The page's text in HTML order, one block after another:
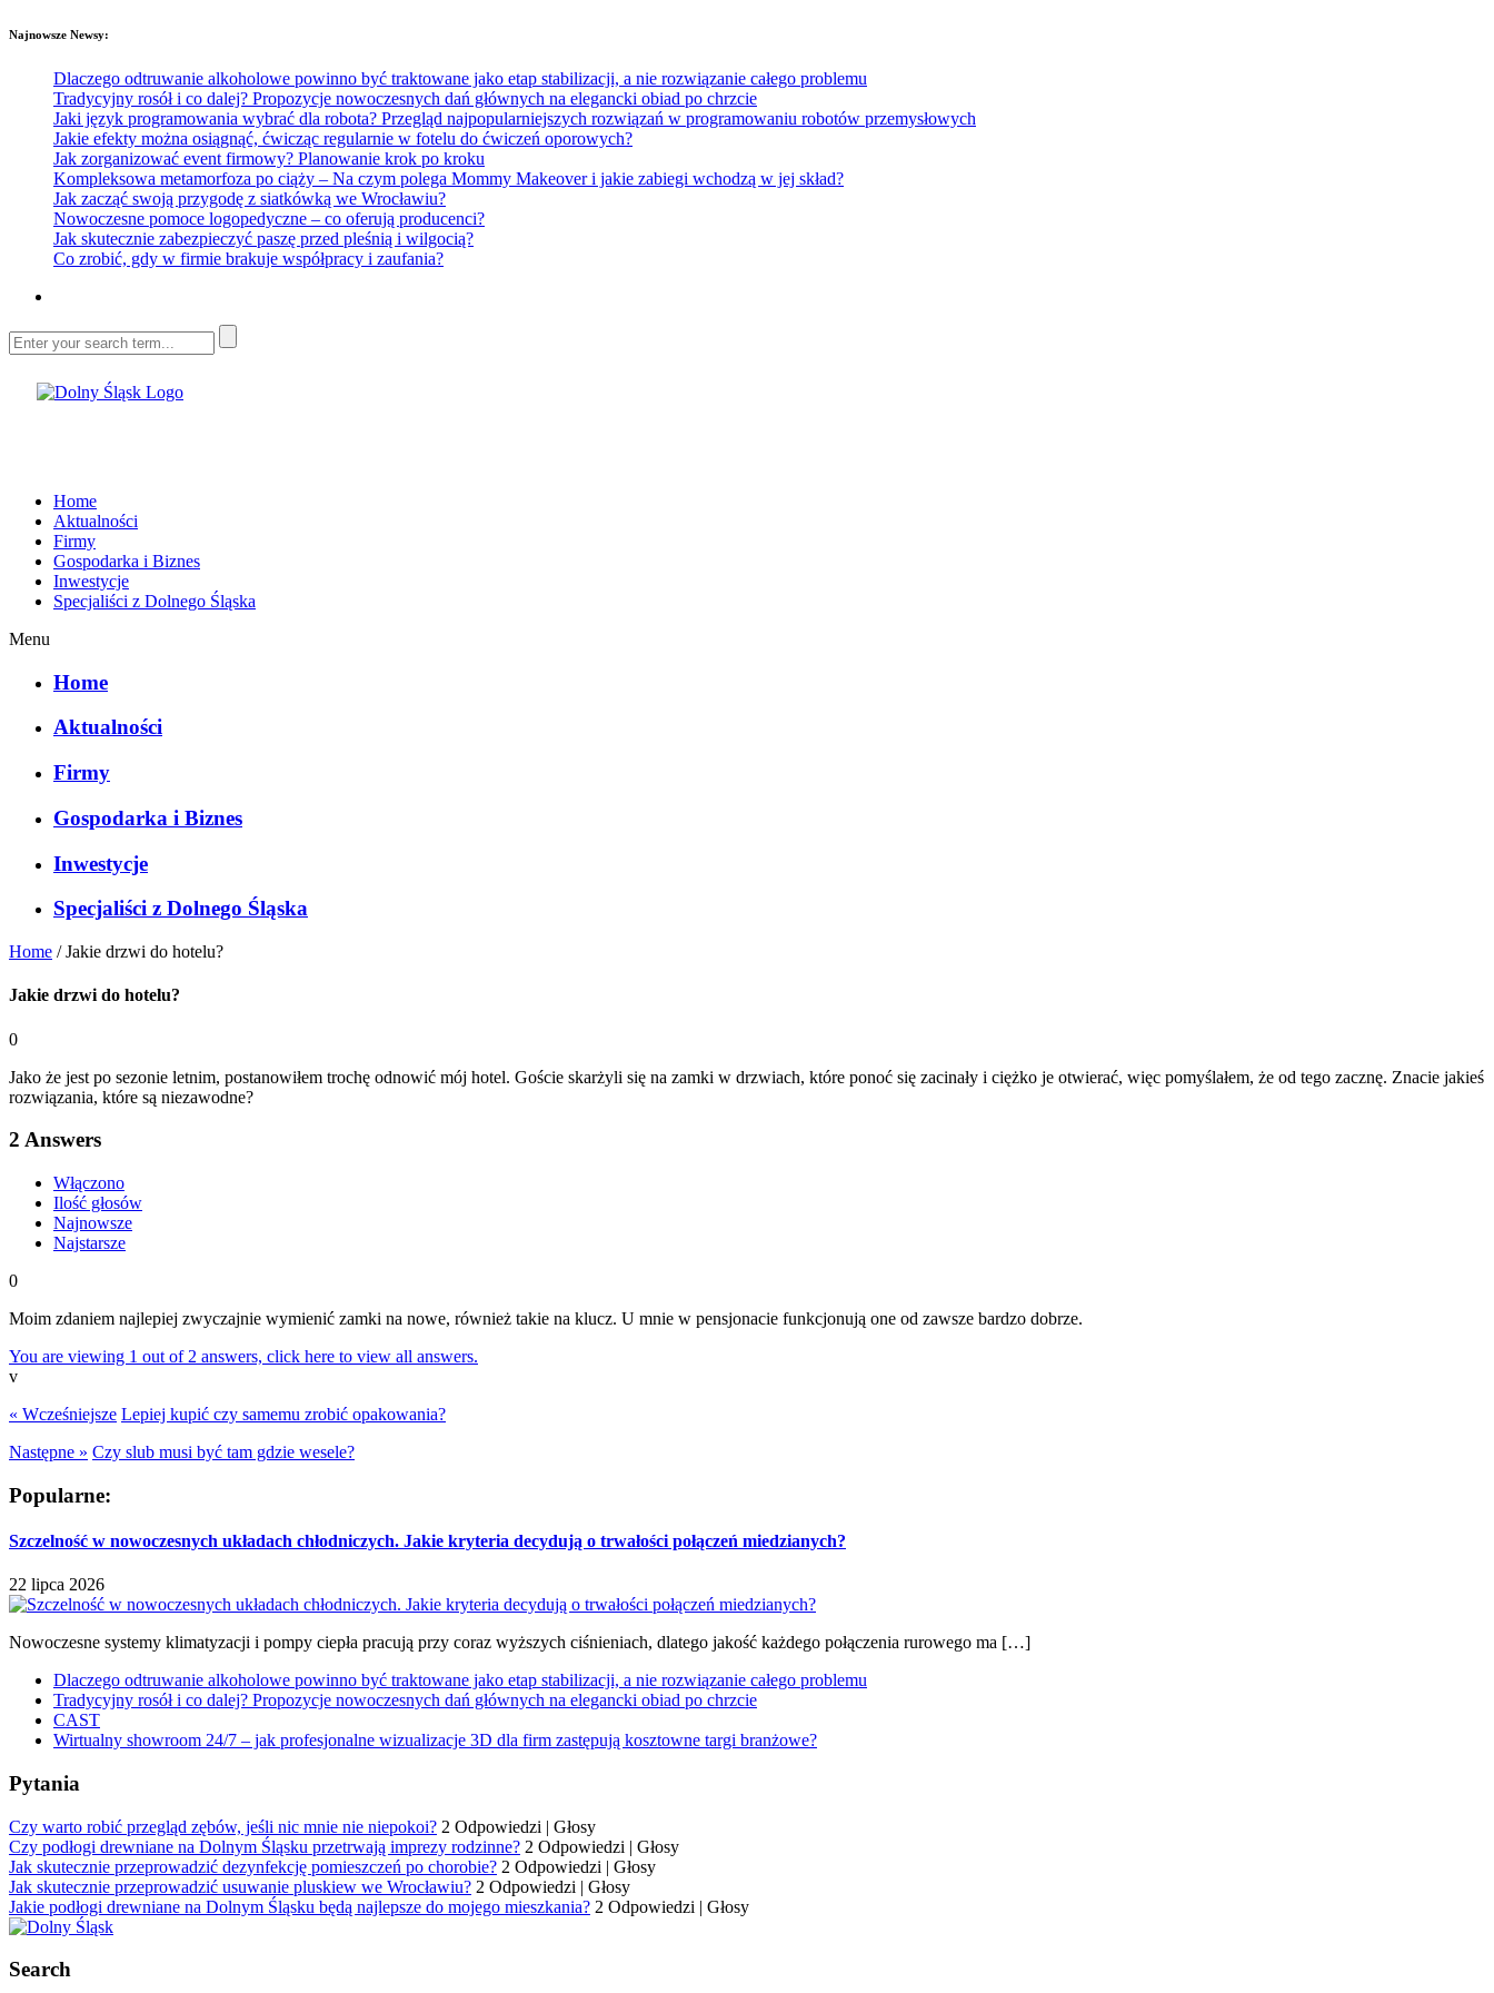
Najnowsze Newsy:
Dlaczego odtruwanie alkoholowe powinno być traktowane jako etap stabilizacji, a nie rozwiązanie całego problemu
Tradycyjny rosół i co dalej? Propozycje nowoczesnych dań głównych na elegancki obiad po chrzcie
Jaki język programowania wybrać dla robota? Przegląd najpopularniejszych rozwiązań w programowaniu robotów przemysłowych
Jakie efekty można osiągnąć, ćwicząc regularnie w fotelu do ćwiczeń oporowych?
Jak zorganizować event firmowy? Planowanie krok po kroku
Kompleksowa metamorfoza po ciąży – Na czym polega Mommy Makeover i jakie zabiegi wchodzą w jej skład?
Jak zacząć swoją przygodę z siatkówką we Wrocławiu?
Nowoczesne pomoce logopedyczne – co oferują producenci?
Jak skutecznie zabezpieczyć paszę przed pleśnią i wilgocią?
Co zrobić, gdy w firmie brakuje współpracy i zaufania?
Home
Aktualności
Firmy
Gospodarka i Biznes
Inwestycje
Specjaliści z Dolnego Śląska
Menu
Home
Aktualności
Firmy
Gospodarka i Biznes
Inwestycje
Specjaliści z Dolnego Śląska
Home /Jakie drzwi do hotelu?
Jakie drzwi do hotelu?
0
Jako że jest po sezonie letnim, postanowiłem trochę odnowić mój hotel. Goście skarżyli się na zamki w drzwiach, które ponoć się zacinały i ciężko je otwierać, więc pomyślałem, że od tego zacznę. Znacie jakieś
rozwiązania, które są niezawodne?
2 Answers
Włączono
Ilość głosów
Najnowsze
Najstarsze
0
Moim zdaniem najlepiej zwyczajnie wymienić zamki na nowe, również takie na klucz. U mnie w pensjonacie funkcjonują one od zawsze bardzo dobrze.
You are viewing 1 out of 2 answers, click here to view all answers.
v
« Wcześniejsze Lepiej kupić czy samemu zrobić opakowania?
Następne » Czy slub musi być tam gdzie wesele?
Popularne:
Szczelność w nowoczesnych układach chłodniczych. Jakie kryteria decydują o trwałości połączeń miedzianych?
22 lipca 2026
Nowoczesne systemy klimatyzacji i pompy ciepła pracują przy coraz wyższych ciśnieniach, dlatego jakość każdego połączenia rurowego ma […]
Dlaczego odtruwanie alkoholowe powinno być traktowane jako etap stabilizacji, a nie rozwiązanie całego problemu
Tradycyjny rosół i co dalej? Propozycje nowoczesnych dań głównych na elegancki obiad po chrzcie
CAST
Wirtualny showroom 24/7 – jak profesjonalne wizualizacje 3D dla firm zastępują kosztowne targi branżowe?
Pytania
Czy warto robić przegląd zębów, jeśli nic mnie nie niepokoi? 2 Odpowiedzi | Głosy
Czy podłogi drewniane na Dolnym Śląsku przetrwają imprezy rodzinne? 2 Odpowiedzi | Głosy
Jak skutecznie przeprowadzić dezynfekcję pomieszczeń po chorobie? 2 Odpowiedzi | Głosy
Jak skutecznie przeprowadzić usuwanie pluskiew we Wrocławiu? 2 Odpowiedzi | Głosy
Jakie podłogi drewniane na Dolnym Śląsku będą najlepsze do mojego mieszkania? 2 Odpowiedzi | Głosy
Search